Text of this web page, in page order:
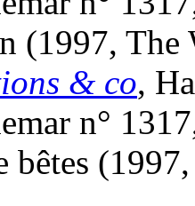
(1997, The
& co,
n°
bêtes